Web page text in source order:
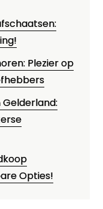
Plezier op
Gelderland:
Opties!